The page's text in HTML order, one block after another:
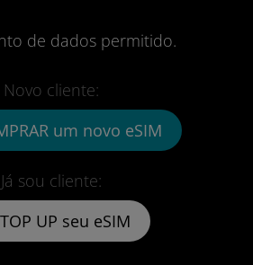
de dados permitido.
Já sou cliente:
TOP UP seu eSIM
Novo cliente:
um novo eSIM